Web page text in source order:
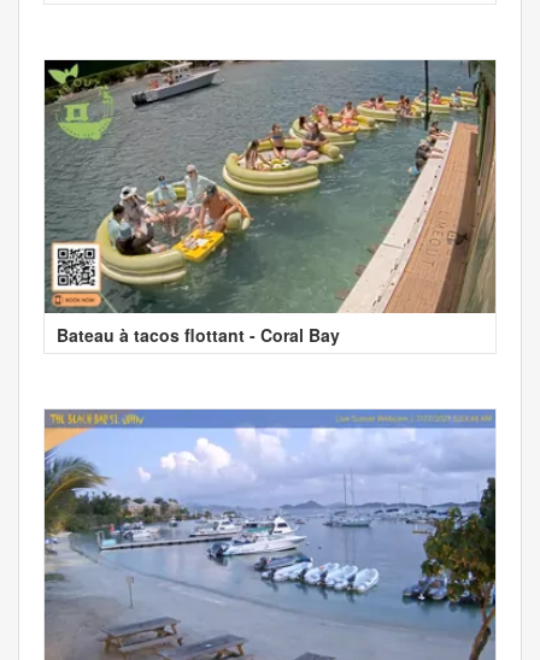
Bateau à tacos flottant - Coral Bay